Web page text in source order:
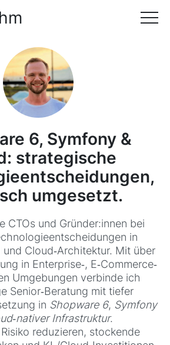
6, Symfony &
strategische
umgesetzt.
CTOs und Gründer:innen bei
in
und Cloud‑Architektur. Mit über
in Enterprise‑, E‑Commerce‑
Umgebungen verbinde ich
Senior‑Beratung mit tiefer
in Shopware 6, Symfony
Infrastruktur.
reduzieren, stockende